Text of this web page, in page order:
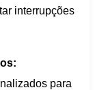
interrupções
para